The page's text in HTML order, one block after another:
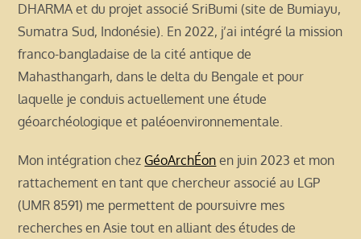
DHARMA et du projet associé SriBumi (site de Bumiayu,
Sumatra Sud, Indonésie). En 2022, j’ai intégré la mission
franco-bangladaise de la cité antique de
Mahasthangarh, dans le delta du Bengale et pour
laquelle je conduis actuellement une étude
géoarchéologique et paléoenvironnementale.
Mon intégration chez GéoArchÉon en juin 2023 et mon
rattachement en tant que chercheur associé au LGP
(UMR 8591) me permettent de poursuivre mes
recherches en Asie tout en alliant des études de